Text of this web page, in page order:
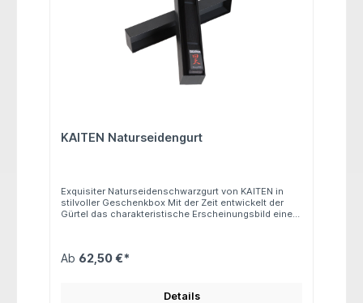
KAITEN Naturseidengurt
Exquisiter Naturseidenschwarzgurt von KAITEN in
stilvoller Geschenkbox Mit der Zeit entwickelt der
Gürtel das charakteristische Erscheinungsbild eines
Baumwolle Länge: 275 / 300 / 320 / 330 / 350 cm
Ab 62,50 €*
Details